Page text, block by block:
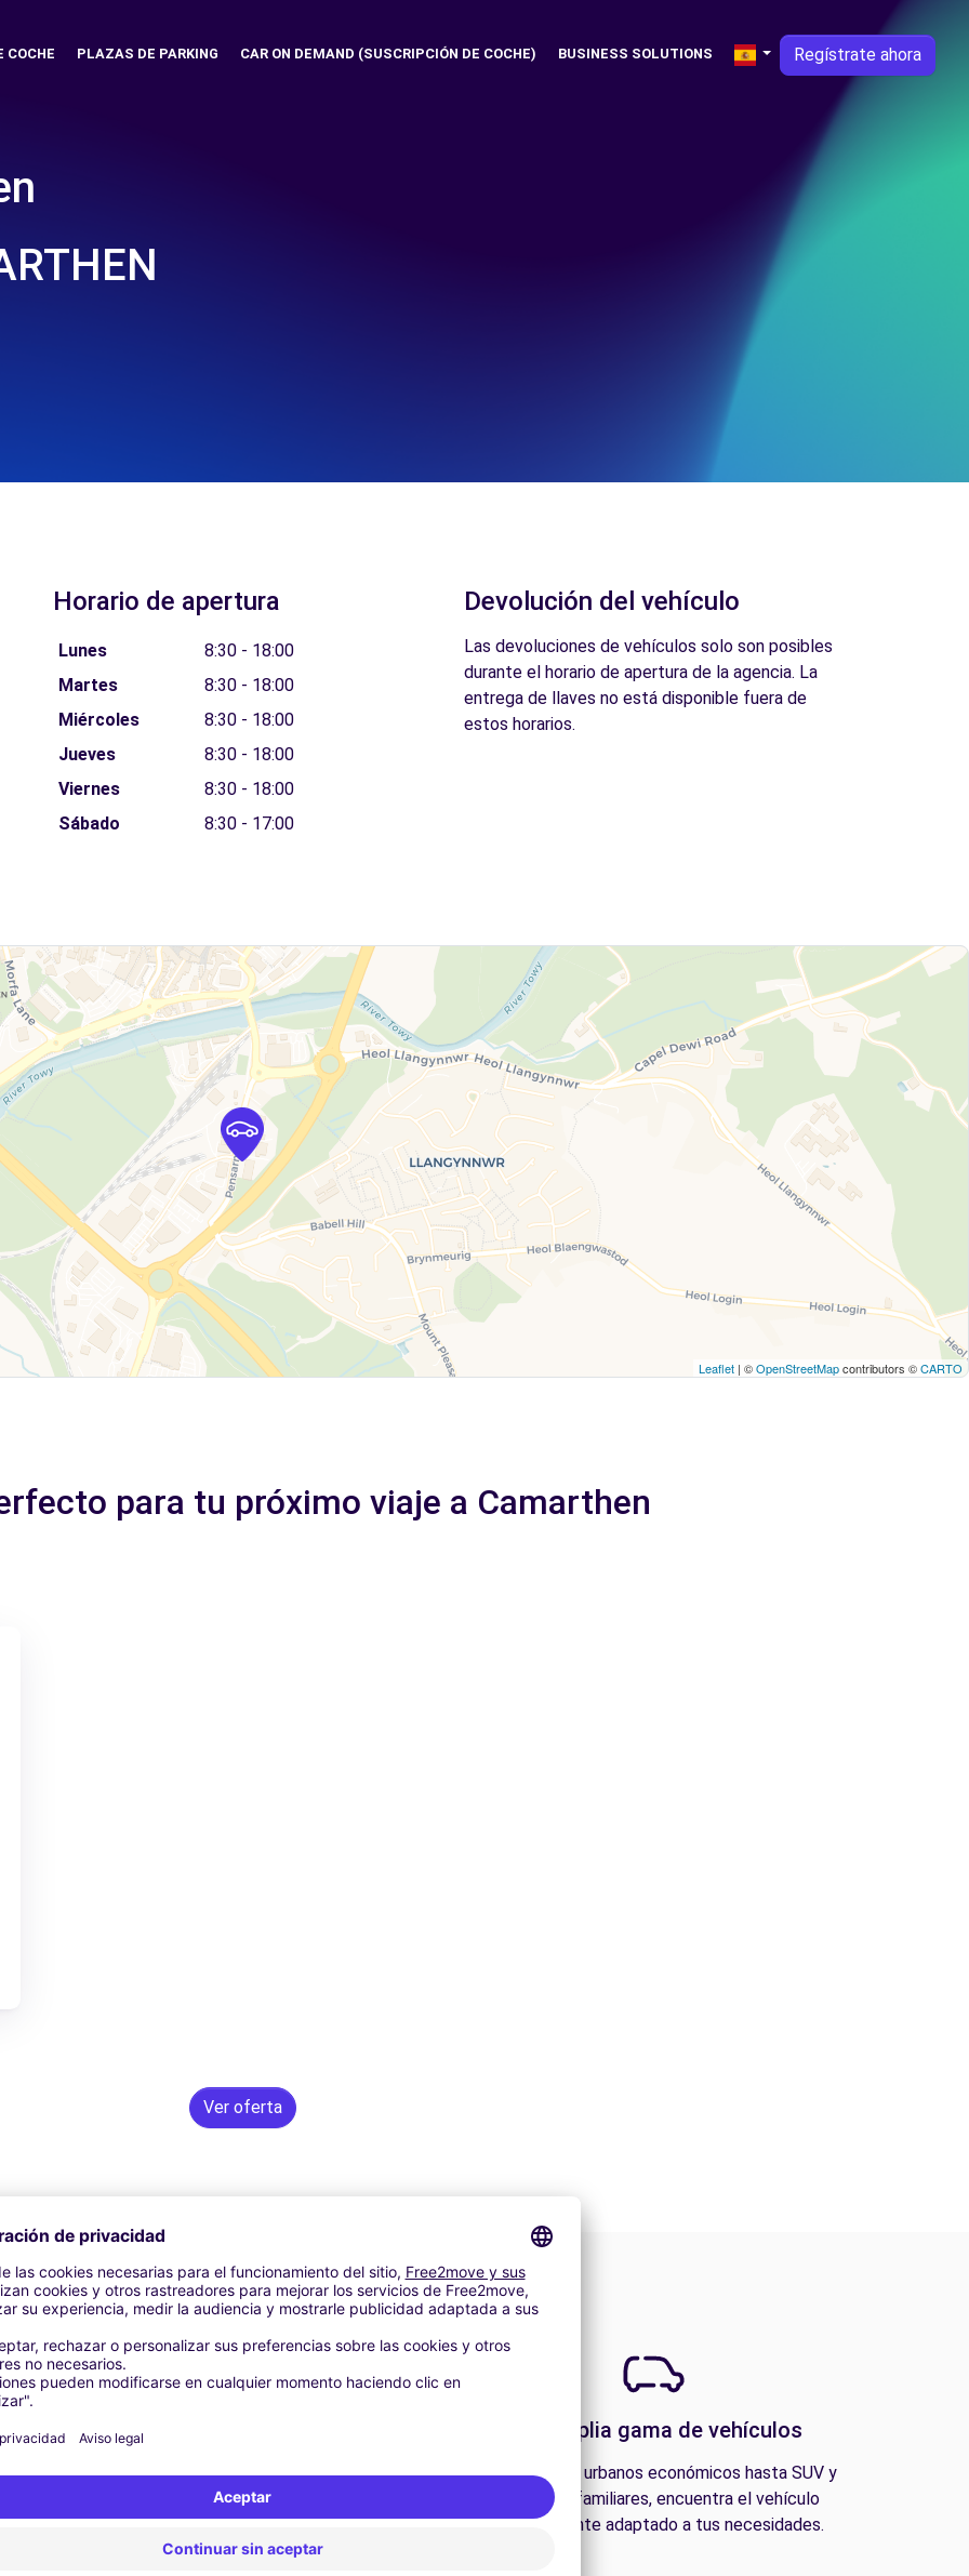
COCHE PLAZAS DE PARKING CAR ON DEMAND (SUSCRIPCIÓN DE COCHE) BUSINESS SOLUTIONS Regístrate ahora
Horario de apertura
Lunes
8:30 - 18:00
Martes
8:30 - 18:00
Miércoles
8:30 - 18:00
Jueves
8:30 - 18:00
Viernes
8:30 - 18:00
Sábado
8:30 - 17:00
Devolución del vehículo
Las devoluciones de vehículos solo son posibles
durante el horario de apertura de la agencia. La
entrega de llaves no está disponible fuera de
estos horarios.
Leaflet | ©OpenStreetMapcontributors ©CARTO
para tu próximo viaje a Camarthen
Ver oferta
¿Problemas en la carretera? Nuestro servicio de
asistencia está disponible en cualquier momento
para garantizar un viaje sin interrupciones.
Una amplia gama de vehículos
Desde coches urbanos económicos hasta SUV y
furgonetas familiares, encuentra el vehículo
perfectamente adaptado a tus necesidades.